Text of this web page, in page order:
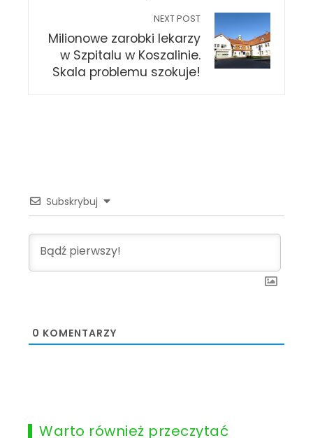
NEXT POST
Milionowe zarobki lekarzy
w Szpitalu w Koszalinie.
Skala problemu szokuje!
Subskrybuj
0 KOMENTARZY
Warto również przeczytać